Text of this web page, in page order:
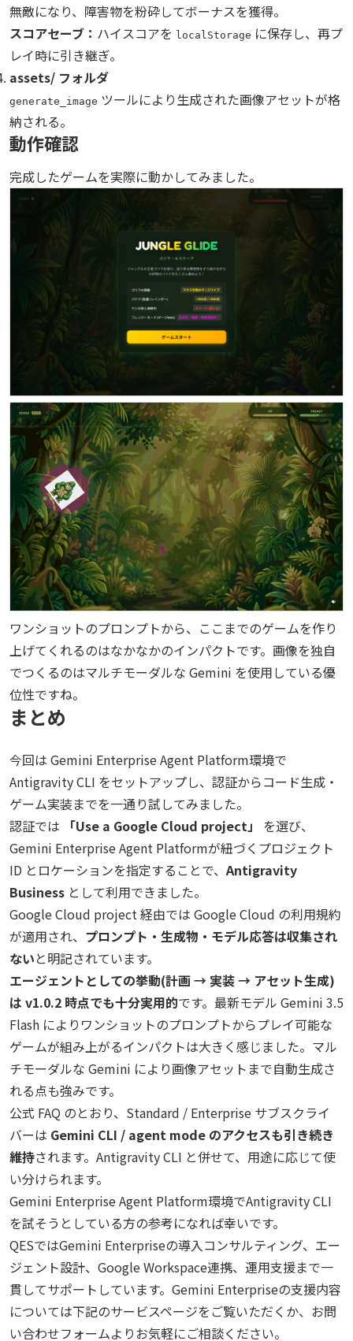
無敵になり、障害物を粉砕してボーナスを獲得。
スコアセーブ： ハイスコアを localStorage に保存し、再プ
レイ時に引き継ぎ。
assets/ フォルダ
generate_image ツールにより生成された画像アセットが格
納される。
動作確認
完成したゲームを実際に動かしてみました。
ワンショットのプロンプトから、ここまでのゲームを作り
上げてくれるのはなかなかのインパクトです。画像を独自
でつくるのはマルチモーダルな Gemini を使用している優
位性ですね。
まとめ
今回は Gemini Enterprise Agent Platform環境で
Antigravity CLI をセットアップし、認証からコード生成・
ゲーム実装までを一通り試してみました。
認証では
「Use a Google Cloud project」
を選び、
Gemini Enterprise Agent Platformが紐づくプロジェクト
ID とロケーションを指定することで、Antigravity
Business として利用できました。
Google Cloud project 経由では Google Cloud の利用規約
が適用され、 プロンプト・生成物・モデル応答は収集され
ないと明記されています。
エージェントとしての挙動(計画 → 実装 → アセット生成)
は v1.0.2 時点でも十分実用的です。最新モデル Gemini 3.5
Flash によりワンショットのプロンプトからプレイ可能な
ゲームが組み上がるインパクトは大きく感じました。マル
チモーダルな Gemini により画像アセットまで自動生成さ
れる点も強みです。
公式 FAQ のとおり、Standard / Enterprise サブスクライ
バーは Gemini CLI / agent mode のアクセスも引き続き
維持されます。Antigravity CLI と併せて、用途に応じて使
い分けられます。
Gemini Enterprise Agent Platform環境でAntigravity CLI
を試そうとしている方の参考になれば幸いです。
QESではGemini Enterpriseの導入コンサルティング、エー
ジェント設計、Google Workspace連携、運用支援まで一
貫してサポートしています。Gemini Enterpriseの支援内容
については下記のサービスページをご覧いただくか、お問
い合わせフォームよりお気軽にご相談ください。